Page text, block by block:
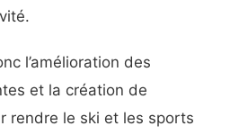
l’amélioration des
et la création de
rendre le ski et les sports